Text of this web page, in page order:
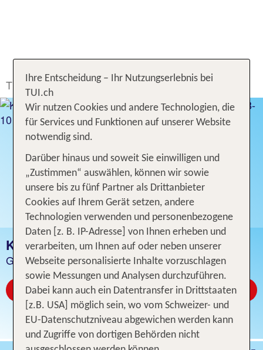
TUI.ch Ferien buchen Hotel Kenia
KENIA
Günstige Hotelangebote
Jetzt ab CHF 45
Ihre Entscheidung – Ihr Nutzungserlebnis bei
TUI.ch
Wir nutzen Cookies und andere Technologien, die
für Services und Funktionen auf unserer Website
notwendig sind.
Darüber hinaus und soweit Sie einwilligen und
„Zustimmen“ auswählen, können wir sowie
unsere bis zu fünf Partner als Drittanbieter
Cookies auf Ihrem Gerät setzen, andere
Technologien verwenden und personenbezogene
Daten [z. B. IP-Adresse] von Ihnen erheben und
verarbeiten, um Ihnen auf oder neben unserer
Webseite personalisierte Inhalte vorzuschlagen
sowie Messungen und Analysen durchzuführen.
Dabei kann auch ein Datentransfer in Drittstaaten
[z.B. USA] möglich sein, wo vom Schweizer- und
EU-Datenschutzniveau abgewichen werden kann
und Zugriffe von dortigen Behörden nicht